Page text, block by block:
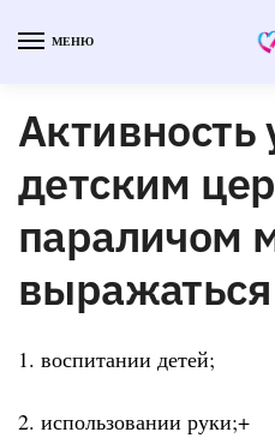
МЕНЮ
Активность
детским
параличом
1. воспитании детей;
2. использовании руки;+